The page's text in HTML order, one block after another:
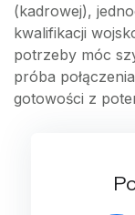
(kadrowej),
kwalifikacji
potrzeby móc
próba
gotowości z